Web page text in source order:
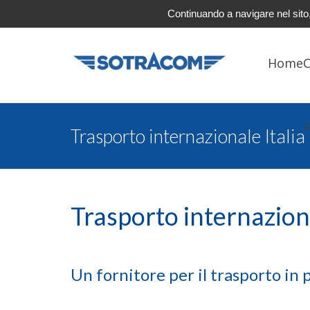
Home
Trasporto internazionale Italia
Trasporto
Un fornitore per il trasporto in
Continuando a navigare nel